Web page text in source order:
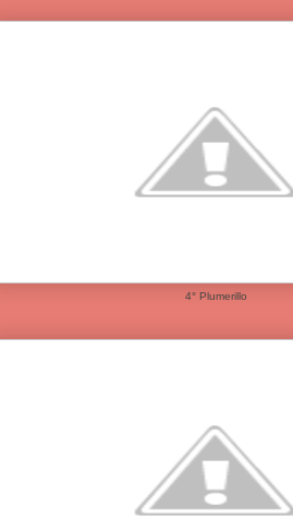
4° Plumerillo